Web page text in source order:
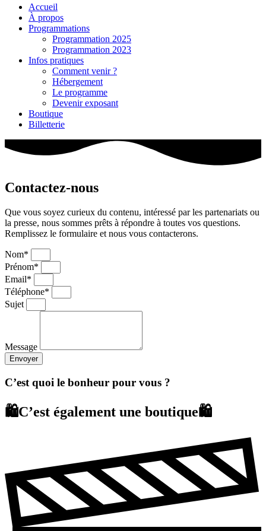
Accueil
À propos
Programmations
Programmation 2025
Programmation 2023
Infos pratiques
Comment venir ?
Hébergement
Le programme
Devenir exposant
Boutique
Billetterie
Contactez-nous
Que vous soyez curieux du contenu, intéressé par les partenariats ou
la presse, nous sommes prêts à répondre à toutes vos questions.
Remplissez le formulaire et nous vous contacterons.
Nom*
Prénom*
Email*
Téléphone*
Sujet
Message
Envoyer
C’est quoi le bonheur pour vous ?
🛍️C’est également une boutique🛍️